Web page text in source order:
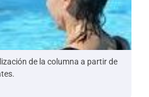
de la columna a partir de